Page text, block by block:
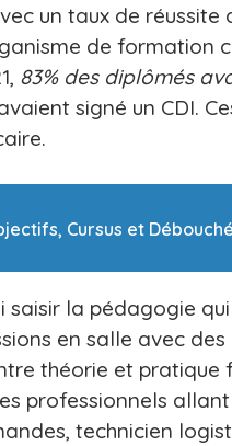
un taux de réussite
de formation
83% des diplômés
signé un CDI.
Cursus et
saisir la pédagogie
en salle avec
théorie et pratique
professionnels
technicien